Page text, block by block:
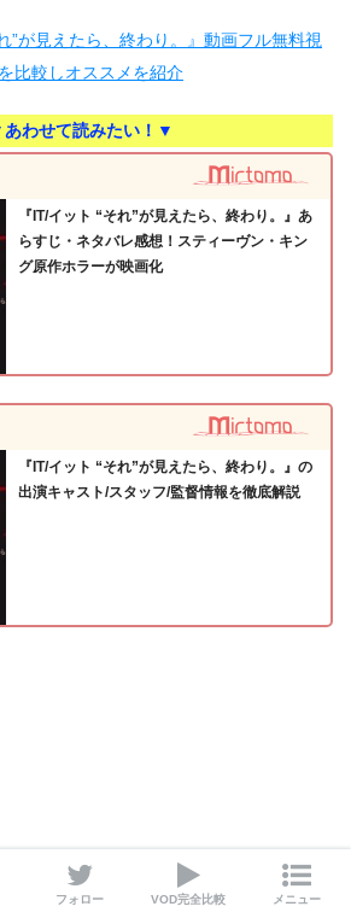
”が見えたら、終わり。』動画フル無料視
比較しオススメを紹介
わせて読みたい！▼
『IT/イット “それ”が見えたら、終わり。』あ
らすじ・ネタバレ感想！スティーヴン・キン
グ原作ホラーが映画化
『IT/イット “それ”が見えたら、終わり。』の
出演キャスト/スタッフ/監督情報を徹底解説
フォロー VOD完全比較 メニュー